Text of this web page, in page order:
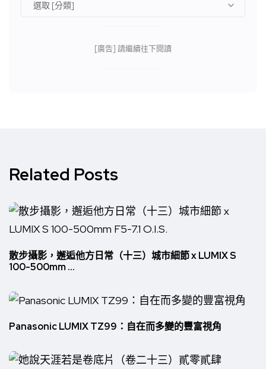
[廣告] 請繼續往下閱讀
Related Posts
散步攝影，邂逅他方日常（十三）城市細節 x LUMIX S
100-500mm ...
Panasonic LUMIX TZ99：自在而多變的豐富視角